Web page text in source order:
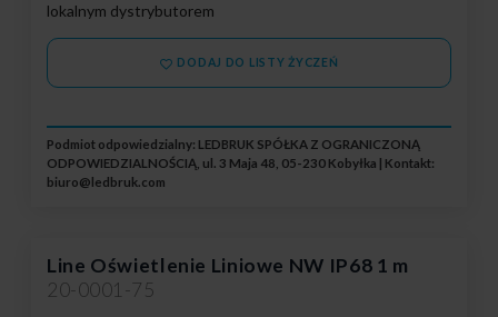
lokalnym dystrybutorem
DODAJ DO LISTY ŻYCZEŃ
Podmiot odpowiedzialny: LEDBRUK SPÓŁKA Z OGRANICZONĄ
ODPOWIEDZIALNOŚCIĄ, ul. 3 Maja 48, 05-230 Kobyłka | Kontakt:
biuro@ledbruk.com
Line Oświetlenie Liniowe NW IP68 1 m
20-0001-75